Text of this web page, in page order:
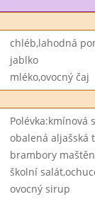
chléb,lahodná
jablko
mléko,ovocný čaj
Polévka:kmínová
obalená aljašská
brambory
školní
ovocný sirup